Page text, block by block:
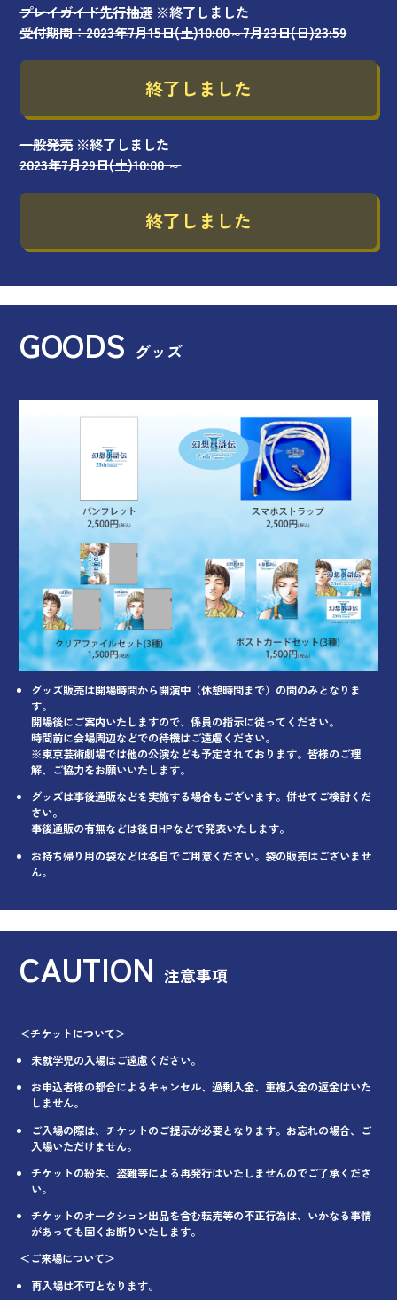
プレイガイド先行抽選※終了しました
受付期間：2023年7月15日(土)10:00～7月23日(日)23:59
終了しました
一般発売※終了しました
2023年7月29日(土)10:00 ～
終了しました
GOODS グッズ
グッズ販売は開場時間から開演中（休憩時間まで）の間のみとなりま
す。
開場後にご案内いたしますので、係員の指示に従ってください。
時間前に会場周辺などでの待機はご遠慮ください。
※東京芸術劇場では他の公演なども予定されております。皆様のご理
解、ご協力をお願いいたします。
グッズは事後通販などを実施する場合もございます。併せてご検討くだ
さい。
事後通販の有無などは後日HPなどで発表いたします。
お持ち帰り用の袋などは各自でご用意ください。袋の販売はございませ
ん。
CAUTION注意事項
＜チケットについて＞
未就学児の入場はご遠慮ください。
お申込者様の都合によるキャンセル、過剰入金、重複入金の返金はいた
しません。
ご入場の際は、チケットのご提示が必要となります。お忘れの場合、ご
入場いただけません。
チケットの紛失、盗難等による再発行はいたしませんのでご了承くださ
い。
チケットのオークション出品を含む転売等の不正行為は、いかなる事情
があっても固くお断りいたします。
＜ご来場について＞
再入場は不可となります。